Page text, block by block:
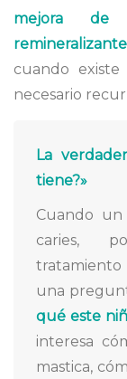
mejora de
cuando
necesario
La
tiene?»
Cuando
caries,
tratamiento
una
qué este
interesa
mastica,